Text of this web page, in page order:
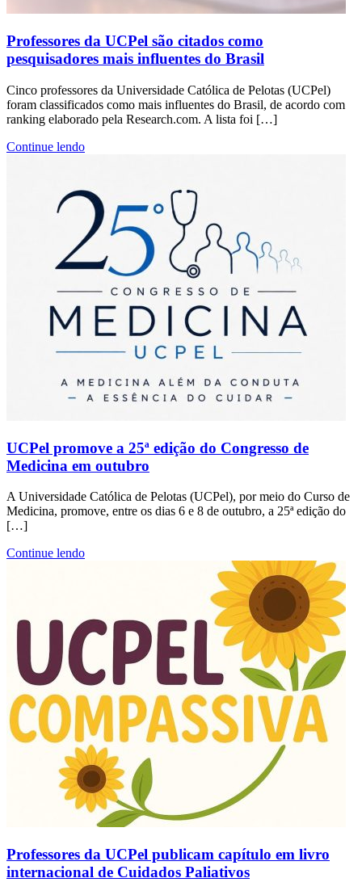
Professores da UCPel são citados como
pesquisadores mais influentes do Brasil
Cinco professores da Universidade Católica de Pelotas (UCPel)
foram classificados como mais influentes do Brasil, de acordo com
ranking elaborado pela Research.com. A lista foi […]
Continue lendo
UCPel promove a 25ª edição do Congresso de
Medicina em outubro
A Universidade Católica de Pelotas (UCPel), por meio do Curso de
Medicina, promove, entre os dias 6 e 8 de outubro, a 25ª edição do
[…]
Continue lendo
Professores da UCPel publicam capítulo em livro
internacional de Cuidados Paliativos